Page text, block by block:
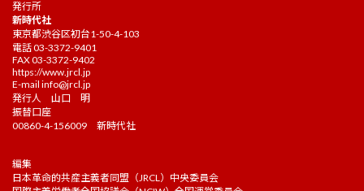
発行所
新時代社
東京都渋谷区初台1-50-4-103
電話 03-3372-9401
FAX 03-3372-9402
https://www.jrcl.jp
E-mail info@jrcl.jp
発行人 山口 明
振替口座
00860-4-156009 新時代社
編集
日本革命的共産主義者同盟（JRCL）中央委員会